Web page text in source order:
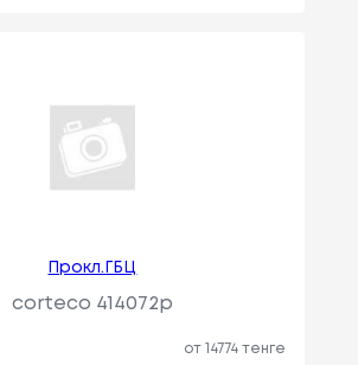
Прокл.ГБЦ
corteco 414072p
от 14774 тенге